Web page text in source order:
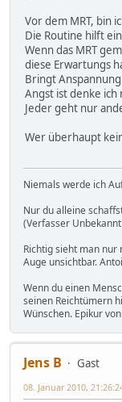
Vor dem MRT, bin
Die Routine hilft
Wenn das MRT
diese Erwartungs
Bringt
Angst ist denke
Jeder geht nur
Wer überhaupt
Niemals werde ich
Nur du alleine
(Verfasser
Richtig sieht man nur
Auge unsichtbar.
Wenn du einen
seinen Reichtümern
Wünschen. Epikur
Jens B
Gast
08. Januar 2010,